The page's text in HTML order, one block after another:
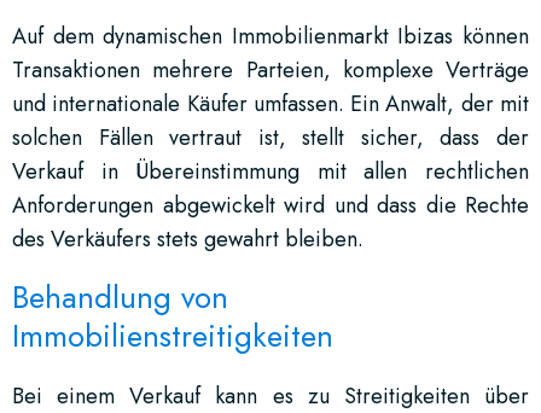
Auf dem dynamischen Immobilienmarkt Ibizas können
Transaktionen mehrere Parteien, komplexe Verträge
und internationale Käufer umfassen. Ein Anwalt, der mit
solchen Fällen vertraut ist, stellt sicher, dass der
Verkauf in Übereinstimmung mit allen rechtlichen
Anforderungen abgewickelt wird und dass die Rechte
des Verkäufers stets gewahrt bleiben.
Behandlung von
Immobilienstreitigkeiten
Bei einem Verkauf kann es zu Streitigkeiten über